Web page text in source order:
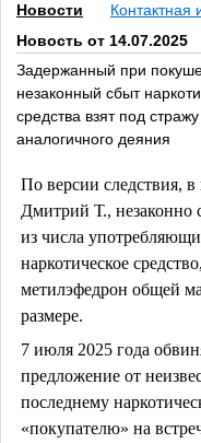
Новости
Новость от 14.07.2025
Задержанный при
незаконный сбыт
средства взят под
аналогичного деяния
По версии следствия,
Дмитрий Т., незаконно
из числа
наркотическое
метилэфедрон общей
размере.
7 июля 2025 года
предложение от
последнему
«покупателю» на